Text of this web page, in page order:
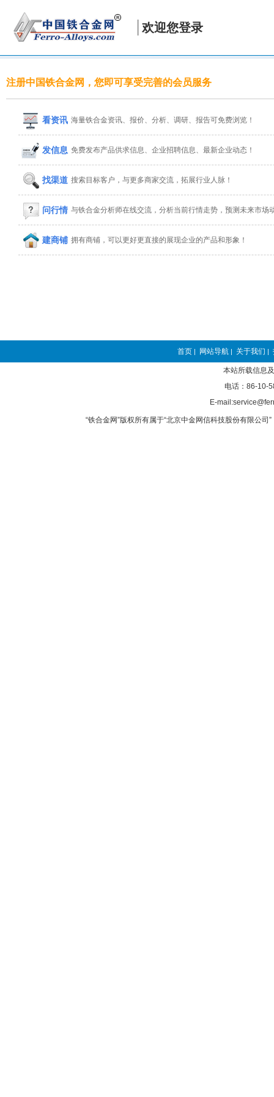
欢迎您登录
注册中国铁合金网，您即可享受完善的会员服务
看资讯 海量铁合金资讯、报价、分析、调研、报告可免费浏览！
发信息 免费发布产品供求信息、企业招聘信息、最新企业动态！
找渠道 搜索目标客户，与更多商家交流，拓展行业人脉！
问行情 与铁合金分析师在线交流，分析当前行情走势，预测未来市场
建商铺 拥有商铺，可以更好更直接的展现企业的产品和形象！
首页 | 网站导航 | 关于我们 |
本站所载信息
电话：86-10-
E-
“铁合金网”版权所有属于“北京中金网信科技股份有限公司